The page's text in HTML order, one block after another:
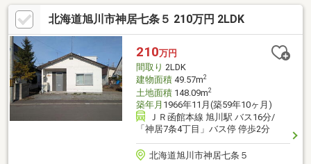
したり、リノベーションで住まいの雰囲気を一新するのもおすす
めです。住宅ローンのご相談やリフォーム・リノベーションのご
提案も可能ですので、お気軽にご相談ください♪
北海道旭川市神居七条５ 210万円 2LDK
210万円
間取り 2LDK
建物面積49.57m2
土地面積148.09m2
築年月 1966年11月(築59年10ヶ月)
ＪＲ函館本線 旭川駅 バス16分/
「神居7条4丁目」バス停 停歩2分
北海道旭川市神居七条５